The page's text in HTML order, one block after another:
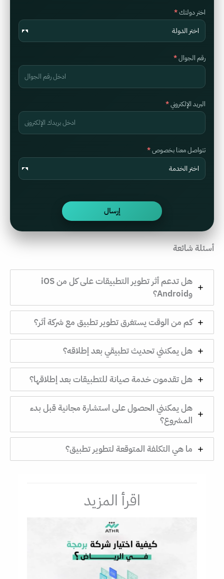
اختر دولتك
رقم الجوال
البريد الإلكتروني
تتواصل معنا بخصوص
أسئلة شائعة
هل تدعم أثر تطوير التطبيقات على كل من iOS
وAndroid؟
كم من الوقت يستغرق تطوير تطبيق مع شركة أثر؟
هل يمكنني تحديث تطبيقي بعد إطلاقه؟
هل تقدمون خدمة صيانة للتطبيقات بعد إطلاقها؟
هل يمكنني الحصول على استشارة مجانية قبل بدء
المشروع؟
ما هي التكلفة المتوقعة لتطوير تطبيق؟
اقرأ المزيد